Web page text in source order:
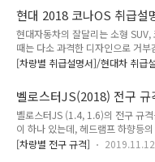
는 광활하다는 생각이 들더군요. 아
렁크 관련 사진 몇장 구경하시고바
옆에 있는 베뉴와 비교해보면확실
히 구성적인 면을 본다면두 소형
알 수 있습니다. 참고로 코나는 2
도조절)이 불가하고2열 시트 풀플
게 사진 몇장 구경 후에 실측 데이
니다. 1. 현대 코나 트렁크 실측데
코나 트렁크 실측데이터 너비..
현대 2018 코나OS 취급설
얼,설명서,PDF,다운로드)
현대자동차의 잘달리는 소형
때는 다소 과격한 디자인으로 거
지고 꽤나 세련된 모습입니다. 1.6
델은 연비가 꽤나 좋을 것이구요.
장치' 파일을,차량의 각종 소모품
을,각종 오일의 규격은 '차량정보'
든 취급설명서를 하나로 합친 '합
은 받으세요. 현대 2018 코나OS
[차량별 취급설명서]/현대차 취급
벨로스터JS(2018) 전구 규
브레이크등)
벨로스터JS (1.4, 1.6)의 전구 규
이 하나 있는데, 헤드램프 하향등
는 'LED'만 나와있습니다. 그동안
[차량별 전구 규격] 2019.11.12